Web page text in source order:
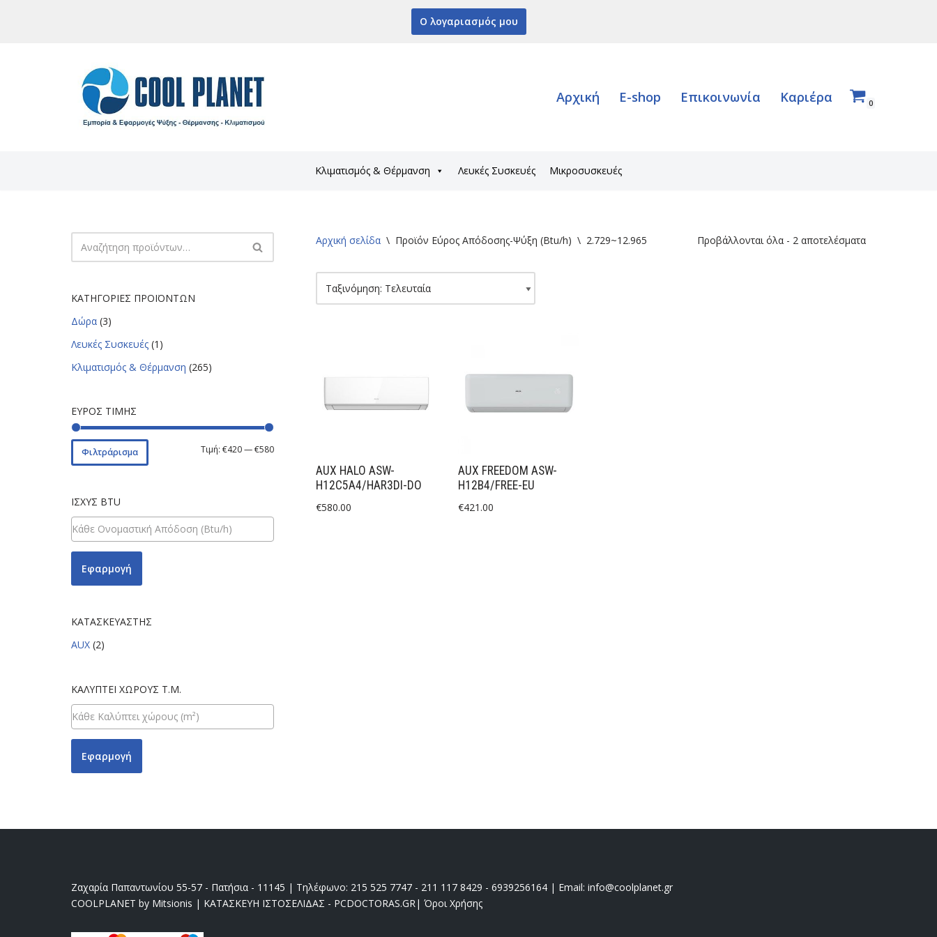
Ο λογαριασμός μου
Αρχική E-shop Επικοινωνία Καριέρα 0
Κλιματισμός & Θέρμανση Λευκές Συσκευές Μικροσυσκευές
ΚΑΤΗΓΟΡΊΕΣ ΠΡΟΪΌΝΤΩΝ
Δώρα (3)
Λευκές Συσκευές (1)
Κλιματισμός & Θέρμανση (265)
ΕΎΡΟΣ ΤΙΜΉΣ
Φιλτράρισμα Τιμή: €420—€580
ΙΣΧΎΣ BTU
Εφαρμογή
ΚΑΤΑΣΚΕΥΑΣΤΉΣ
AUX (2)
ΚΑΛΎΠΤΕΙ ΧΏΡΟΥΣ Τ.Μ.
Εφαρμογή
Αρχική σελίδα \ Προϊόν Εύρος Απόδοσης-Ψύξη (Btu/h) \ 2.729~12.965 Προβάλλονται όλα - 2 αποτελέσματα
AUX HALO ASW-
H12C5A4/HAR3DI-DO
€580.00
AUX FREEDOM ASW-
H12B4/FREE-EU
€421.00
Ζαχαρία Παπαντωνίου 55-57 - Πατήσια - 11145 | Τηλέφωνο: 215 525 7747 - 211 117 8429 - 6939256164 | Email: info@coolplanet.gr
COOLPLANET by Mitsionis | ΚΑΤΑΣΚΕΥΗ ΙΣΤΟΣΕΛΙΔΑΣ - PCDOCTORAS.GR| Όροι Χρήσης